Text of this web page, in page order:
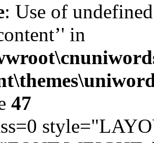
: Use of
in
47